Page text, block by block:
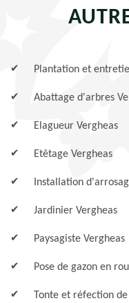
Plantation et
Abattage d'arbres
Elagueur Vergheas
Etêtage Vergheas
Installation
Jardinier Vergheas
Paysagiste Vergheas
Pose de gazon en
Tonte et réfection